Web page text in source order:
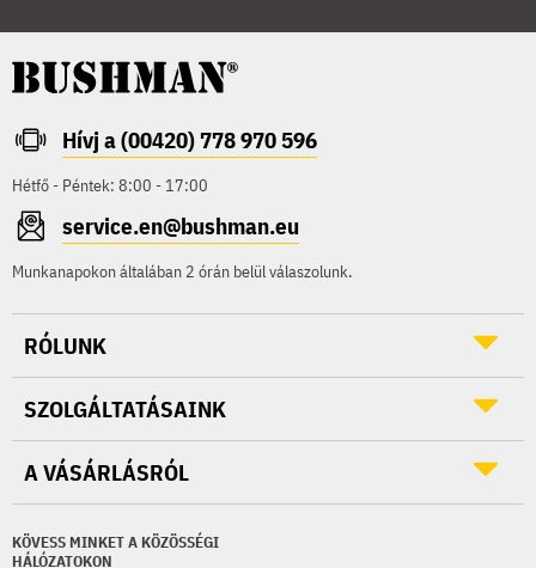
Hívj a (00420) 778 970 596
Hétfő - Péntek: 8:00 - 17:00
service.en@bushman.eu
Munkanapokon általában 2 órán belül válaszolunk.
KÖVESS MINKET A KÖZÖSSÉGI
HÁLÓZATOKON
RÓLUNK
SZOLGÁLTATÁSAINK
A VÁSÁRLÁSRÓL